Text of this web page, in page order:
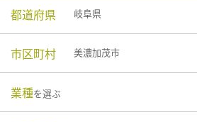
都道府県 岐阜県
市区町村 美濃加茂市
業種を選ぶ